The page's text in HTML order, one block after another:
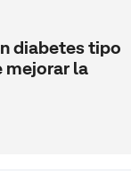
diabetes tipo
mejorar la